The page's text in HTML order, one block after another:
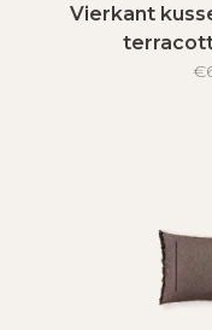
Vierkant